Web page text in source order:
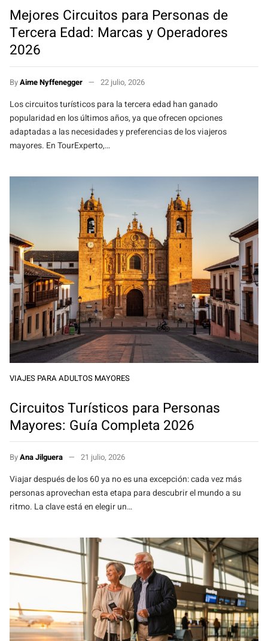
Mejores Circuitos para Personas de
Tercera Edad: Marcas y Operadores
2026
ByAime Nyffenegger 22 julio, 2026
Los circuitos turísticos para la tercera edad han ganado
popularidad en los últimos años, ya que ofrecen opciones
adaptadas a las necesidades y preferencias de los viajeros
mayores. En TourExperto,…
VIAJES PARA ADULTOS MAYORES
Circuitos Turísticos para Personas
Mayores: Guía Completa 2026
ByAna Jilguera 21 julio, 2026
Viajar después de los 60 ya no es una excepción: cada vez más
personas aprovechan esta etapa para descubrir el mundo a su
ritmo. La clave está en elegir un…